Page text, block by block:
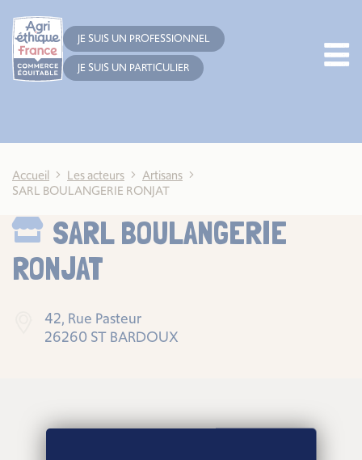
JE SUIS UN PROFESSIONNEL
JE SUIS UN PARTICULIER
Accueil Les acteurs
Artisans
SARL BOULANGERIE RONJAT
SARL BOULANGERIE
RONJAT
42, Rue Pasteur
26260 ST BARDOUX